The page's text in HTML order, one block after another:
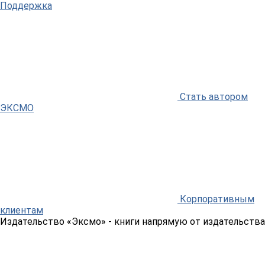
Поддержка
Стать автором
ЭКСМО
Корпоративным
клиентам
Издательство «Эксмо» - книги напрямую от издательства